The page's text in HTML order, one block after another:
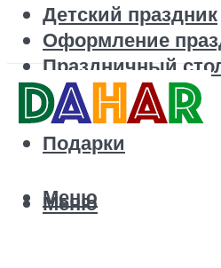
Детский праздник
Оформление
Праздничный
Корпоратив
Поздравления
Подарки
Меню
Меню